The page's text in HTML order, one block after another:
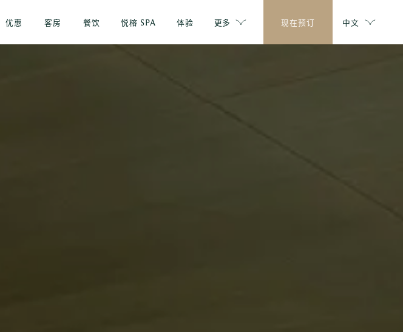
优惠 客房 餐饮 悦榕 SPA 体验 更多 现在预订 中文